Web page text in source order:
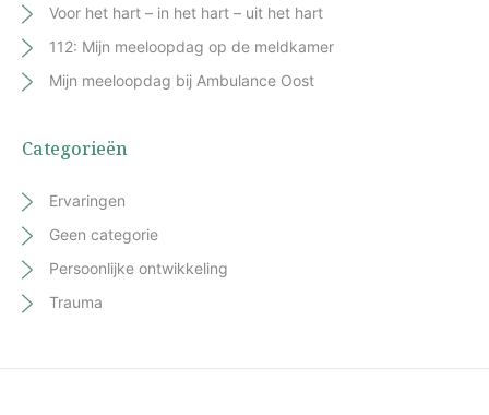
Voor het hart – in het hart – uit het hart
112: Mijn meeloopdag op de meldkamer
Mijn meeloopdag bij Ambulance Oost
Categorieën
Ervaringen
Geen categorie
Persoonlijke ontwikkeling
Trauma